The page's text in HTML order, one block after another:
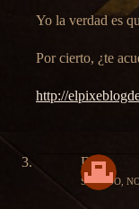
Yo la verdad es
Por cierto, ¿te
http://
DyA
SÁBADO,